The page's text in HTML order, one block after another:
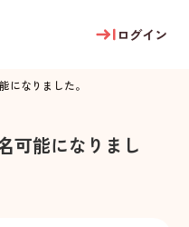
ログイン
になりました。
可能になりまし